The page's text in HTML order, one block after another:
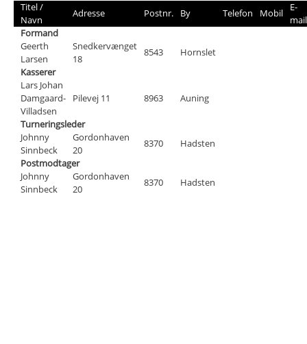
Titel /
Navn
Adresse Postnr. By Telefon Mobil
E-
mail
Formand
Geerth
Larsen
Snedkervænget
18
8543
Hornslet
Kasserer
Lars Johan
Damgaard-
Villadsen
Pilevej 11 8963 Auning
Turneringsleder
Johnny
Sinnbeck
Gordonhaven
20
8370
Hadsten
Postmodtager
Johnny
Sinnbeck
Gordonhaven
20
8370 Hadsten